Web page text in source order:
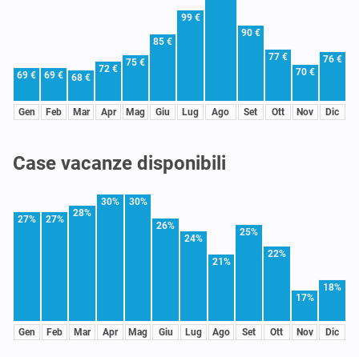
69 €
Gen
69 €
Feb
68 €
Mar
72 €
Apr
75 €
Mag
85 €
Giu
99 €
Lug Ago
90 €
Set
77 €
Ott
70 €
Nov
76 €
Dic
Case vacanze disponibili
27%
Gen
27%
Feb
28%
Mar
30%
Apr
30%
Mag
26%
Giu
24%
Lug
21%
Ago
25%
Set
22%
Ott
17%
Nov
18%
Dic